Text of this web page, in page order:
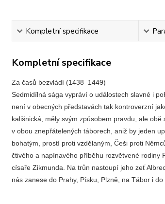
Kompletní specifikace
Kompletní specifikace
Za časů bezvládí (1438–1449)
Sedmidílná sága vypráví o událostech slavné i
není v obecných představách tak kontroverzní
kališnická, měly svým způsobem pravdu, ale
v obou znepřátelených táborech, aniž by jeden
bohatým, prostí proti vzdělaným, Češi proti
čtivého a napínavého příběhu rozvětvené rodiny
císaře Zikmunda. Na trůn nastoupí jeho zeť
nás zanese do Prahy, Písku, Plzně, na Tábor i do